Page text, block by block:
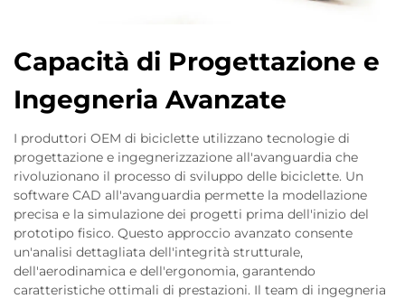
Capacità di Progettazione e
Ingegneria Avanzate
I produttori OEM di biciclette utilizzano tecnologie di
progettazione e ingegnerizzazione all'avanguardia che
rivoluzionano il processo di sviluppo delle biciclette. Un
software CAD all'avanguardia permette la modellazione
precisa e la simulazione dei progetti prima dell'inizio del
prototipo fisico. Questo approccio avanzato consente
un'analisi dettagliata dell'integrità strutturale,
dell'aerodinamica e dell'ergonomia, garantendo
caratteristiche ottimali di prestazioni. Il team di ingegneria